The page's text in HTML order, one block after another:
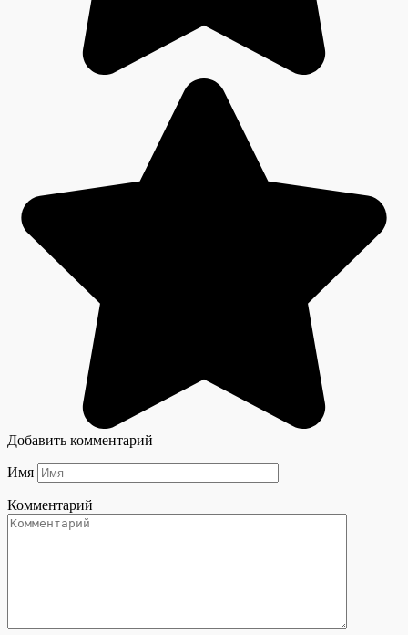
Добавить комментарий
Имя
Комментарий